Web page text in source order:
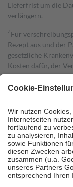
Lieferfrist um die
verlängern.
4Für
Rezept aus und der
gesetzliche
Kosten dafür, der
mit.
Grundsätzlich
höchstens zehn Euro.
Kosten der Leistung
Diese Regeln
Bei Heilmitteln und
Zuzahlung zehn
Verordnung.
Um das
stärken und die